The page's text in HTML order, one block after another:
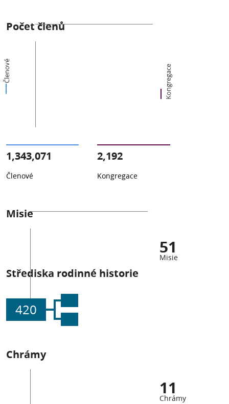
Počet členů
Členové Kongregace
1,343,071
Členové
2,192
Kongregace
Misie
51
Misie
Střediska rodinné historie
420
Chrámy
11
Chrámy